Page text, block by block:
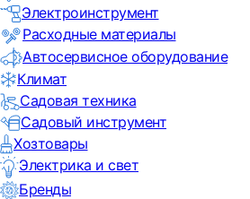
Электроинструмент
Расходные материалы
Автосервисное оборудование
Климат
Садовая техника
Садовый инструмент
Хозтовары
Электрика и свет
Бренды